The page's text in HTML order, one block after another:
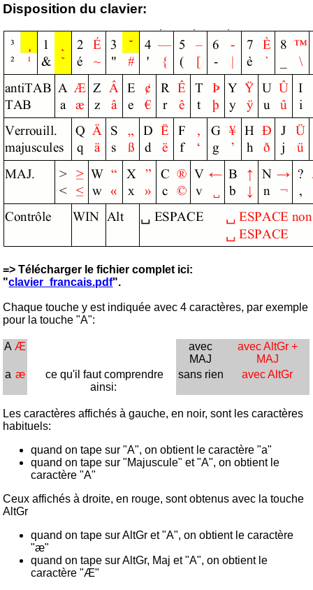
Disposition du clavier:
=> Télécharger le fichier complet ici:
"clavier_francais.pdf".
Chaque touche y est indiquée avec 4 caractères, par exemple
pour la touche "A":
A Æ
avec
MAJ
avec AltGr +
MAJ
a æ
ce qu'il faut comprendre
ainsi:
sans rien avec AltGr
Les caractères affichés à gauche, en noir, sont les caractères
habituels:
quand on tape sur "A", on obtient le caractère "a"
quand on tape sur "Majuscule" et "A", on obtient le
caractère "A"
Ceux affichés à droite, en rouge, sont obtenus avec la touche
AltGr
quand on tape sur AltGr et "A", on obtient le caractère
"æ"
quand on tape sur AltGr, Maj et "A", on obtient le
caractère "Æ"